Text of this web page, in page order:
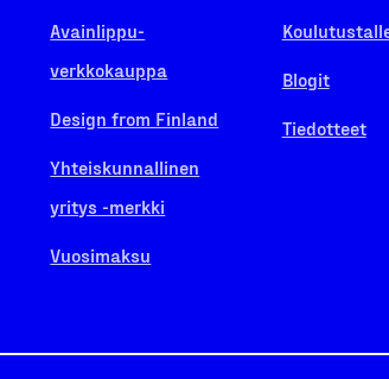
Avainlippu-
verkkokauppa
Design from Finland
Yhteiskunnallinen
yritys -merkki
Vuosimaksu
Blogit
Tiedotteet